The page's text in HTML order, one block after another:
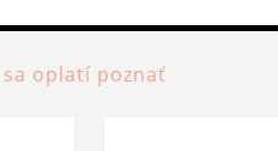
oplatí poznať